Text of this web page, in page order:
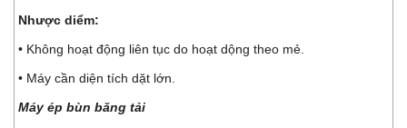
Nhược diểm:
• Không hoạt động liên tục do hoạt dộng theo mẻ.
• Máy cần diện tích dặt lớn.
Máy ép bùn băng tải